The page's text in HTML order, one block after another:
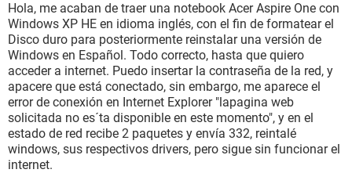
Hola, me acaban de traer una notebook Acer Aspire One con
Windows XP HE en idioma inglés, con el fin de formatear el
Disco duro para posteriormente reinstalar una versión de
Windows en Español. Todo correcto, hasta que quiero
acceder a internet. Puedo insertar la contraseña de la red, y
apacere que está conectado, sin embargo, me aparece el
error de conexión en Internet Explorer "lapagina web
solicitada no es´ta disponible en este momento", y en el
estado de red recibe 2 paquetes y envía 332, reintalé
windows, sus respectivos drivers, pero sigue sin funcionar el
internet.